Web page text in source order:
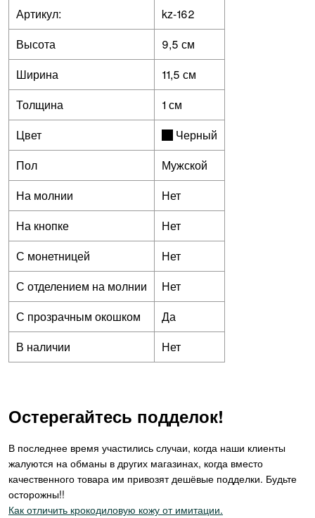
Артикул:
kz-162
Высота
9,5 см
Ширина
11,5 см
Толщина
1 см
Цвет
Черный
Пол
Мужской
На молнии
Нет
На кнопке
Нет
С монетницей
Нет
С отделением на молнии
Нет
С прозрачным окошком
Да
В наличии
Нет
Остерегайтесь подделок!
В последнее время участились случаи, когда наши клиенты
жалуются на обманы в других магазинах, когда вместо
качественного товара им привозят дешёвые подделки. Будьте
осторожны!!
Как отличить крокодиловую кожу от имитации.